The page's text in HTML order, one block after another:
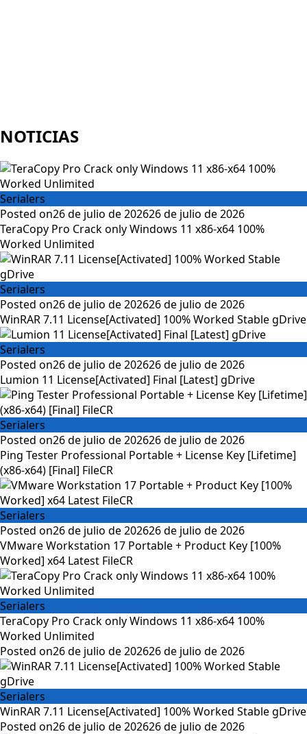
NOTICIAS
Serialers
Posted on26 de julio de 202626 de julio de 2026
TeraCopy Pro Crack only Windows 11 x86-x64 100%
Worked Unlimited
Serialers
Posted on26 de julio de 202626 de julio de 2026
WinRAR 7.11 License[Activated] 100% Worked Stable gDrive
Serialers
Posted on26 de julio de 202626 de julio de 2026
Lumion 11 License[Activated] Final [Latest] gDrive
Serialers
Posted on26 de julio de 202626 de julio de 2026
Ping Tester Professional Portable + License Key [Lifetime]
(x86-x64) [Final] FileCR
Serialers
Posted on26 de julio de 202626 de julio de 2026
VMware Workstation 17 Portable + Product Key [100%
Worked] x64 Latest FileCR
Serialers
TeraCopy Pro Crack only Windows 11 x86-x64 100%
Worked Unlimited
Posted on26 de julio de 202626 de julio de 2026
Serialers
WinRAR 7.11 License[Activated] 100% Worked Stable gDrive
Posted on26 de julio de 202626 de julio de 2026